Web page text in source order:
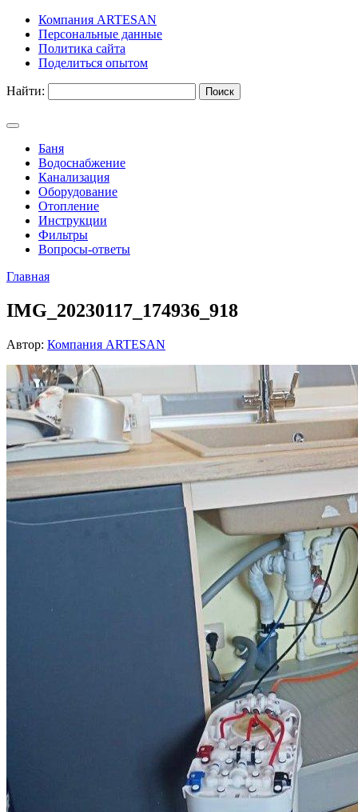
Компания ARTESAN
Персональные данные
Политика сайта
Поделиться опытом
Найти:
Баня
Водоснабжение
Канализация
Оборудование
Отопление
Инструкции
Фильтры
Вопросы-ответы
Главная
IMG_20230117_174936_918
Автор: Компания ARTESAN